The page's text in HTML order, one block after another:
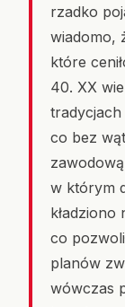
rzadko
wiadomo,
które
40. XX
tradycjach
co bez
w którym
kładziono
co
planów
wówczas